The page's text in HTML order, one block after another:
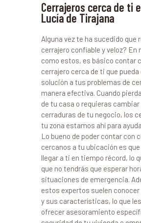
Cerrajeros cerca de ti
Lucía de Tirajana
Alguna vez te ha sucedido que
cerrajero confiable y veloz? En
como estos, es básico contar
cerrajero cerca de ti que pueda
solución a tus problemas de
manera efectiva. Cuando
de tu casa o requieras cambiar
cerraduras de tu negocio, los
tu zona estamos ahí para
Lo bueno de poder contar con
cercanos a tu ubicación es que
llegar a ti en tiempo récord, lo
que no tendrás que esperar
situaciones de emergencia.
estos expertos suelen conocer
y sus características, lo que
ofrecer asesoramiento